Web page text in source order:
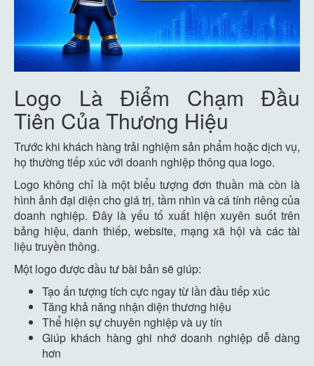
Logo Là Điểm Chạm Đầu
Tiên Của Thương Hiệu
Trước khi khách hàng trải nghiệm sản phẩm hoặc dịch vụ,
họ thường tiếp xúc với doanh nghiệp thông qua logo.
Logo không chỉ là một biểu tượng đơn thuần mà còn là
hình ảnh đại diện cho giá trị, tầm nhìn và cá tính riêng của
doanh nghiệp. Đây là yếu tố xuất hiện xuyên suốt trên
bảng hiệu, danh thiếp, website, mạng xã hội và các tài
liệu truyền thông.
Một logo được đầu tư bài bản sẽ giúp:
Tạo ấn tượng tích cực ngay từ lần đầu tiếp xúc
Tăng khả năng nhận diện thương hiệu
Thể hiện sự chuyên nghiệp và uy tín
Giúp khách hàng ghi nhớ doanh nghiệp dễ dàng
hơn